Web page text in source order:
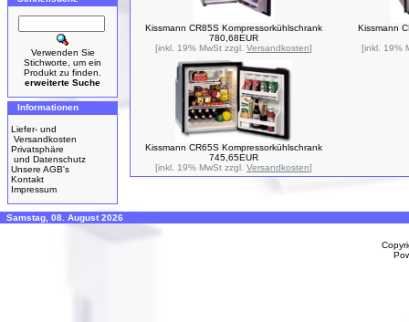
Verwenden Sie
Stichworte, um ein
Produkt zu finden.
erweiterte Suche
Informationen
Liefer- und
Versandkosten
Privatsphäre
und Datenschutz
Unsere AGB's
Kontakt
Impressum
Kissmann CR85S Kompressorkühlschrank
780,68EUR
[inkl. 19% MwSt zzgl. Versandkosten]
Kissmann
[inkl. 19%
Kissmann CR65S Kompressorkühlschrank
745,65EUR
[inkl. 19% MwSt zzgl. Versandkosten]
Samstag, 08. August 2026